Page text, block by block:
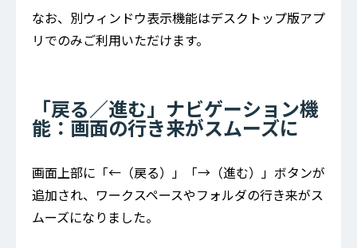
なお、別ウィンドウ表示機能はデスクトップ版アプ
リでのみご利用いただけます。
「戻る／進む」ナビゲーション機
能：画面の行き来がスムーズに
画面上部に「←（戻る）」「→（進む）」ボタンが
追加され、ワークスペースやフォルダの行き来がス
ムーズになりました。